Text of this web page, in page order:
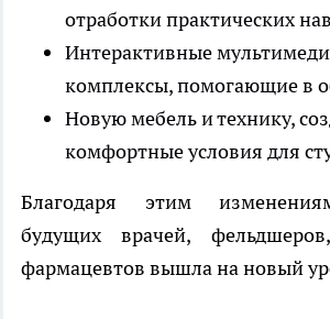
отработки практических
Интерактивные
комплексы, помогающие в
Новую мебель и технику,
комфортные условия для
Благодаря этим
будущих врачей,
фармацевтов вышла на новый